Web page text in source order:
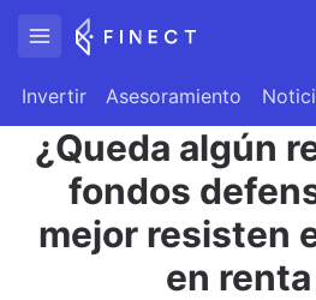
Invertir Asesoramiento
¿Queda algún
fondos
mejor resisten
en